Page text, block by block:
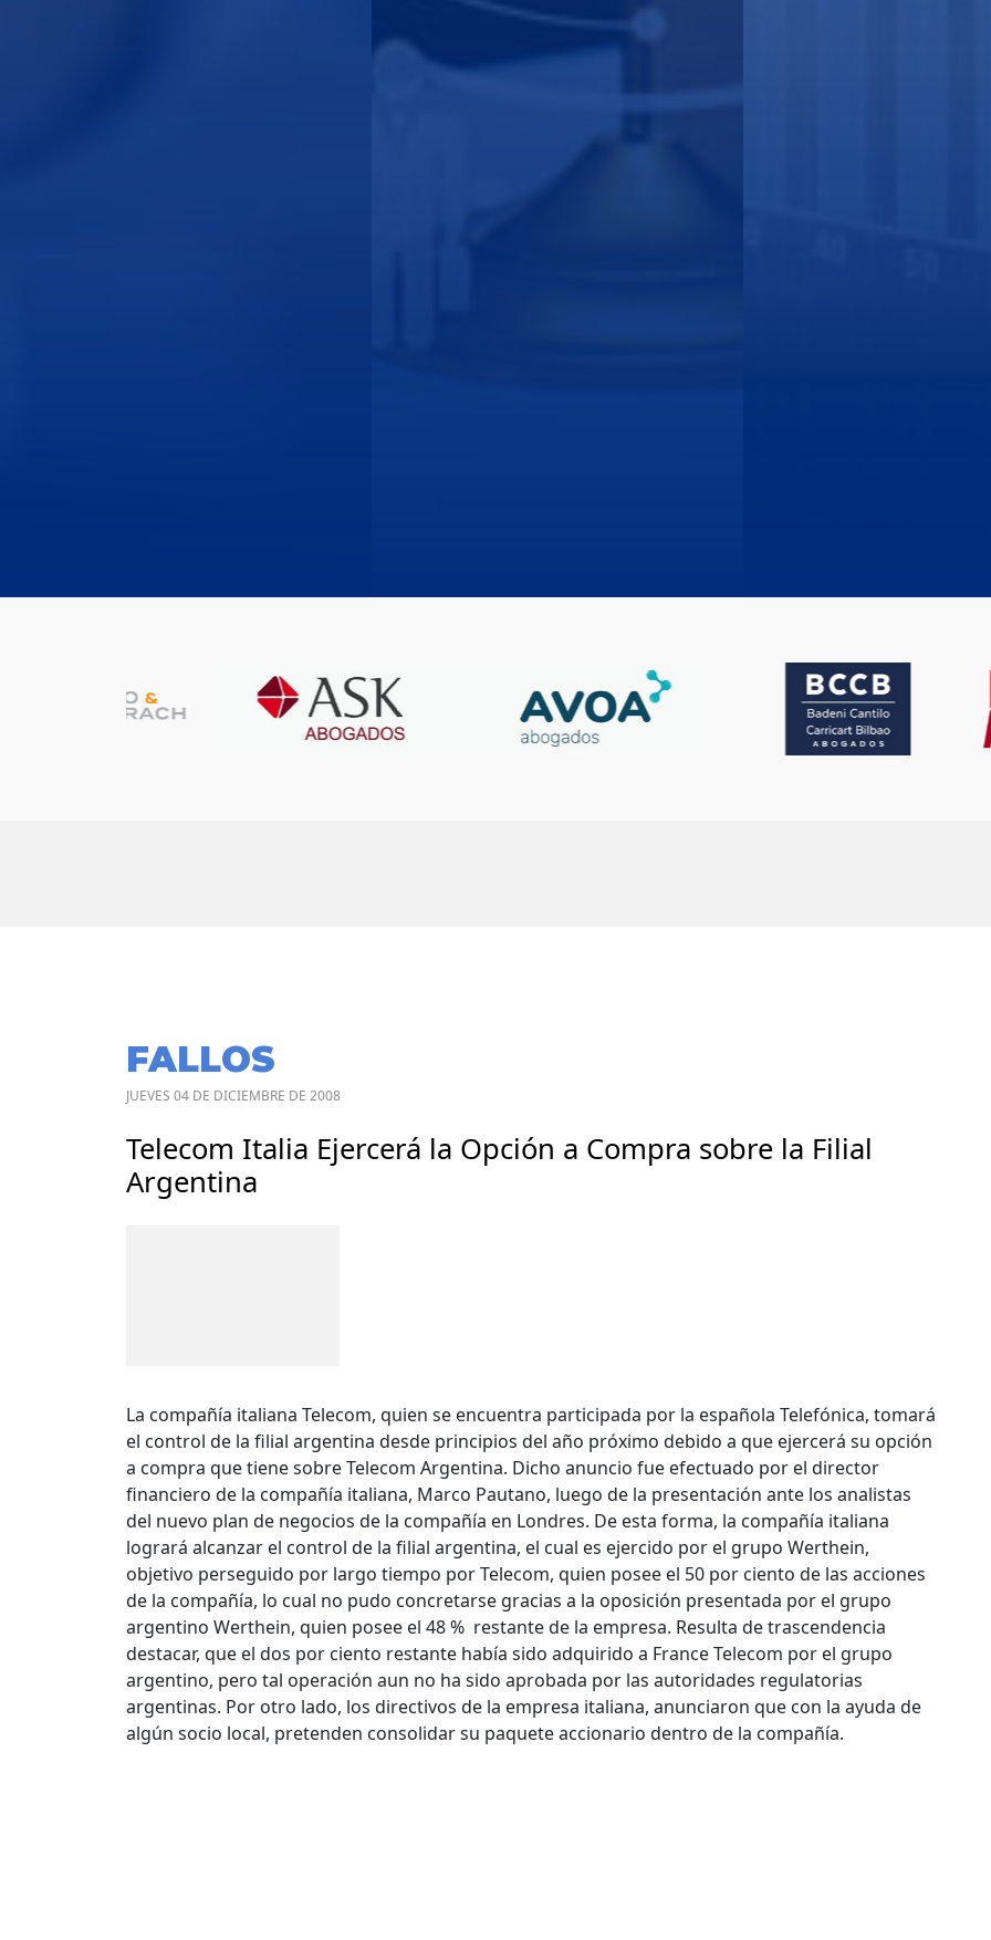
FALLOS
JUEVES 04 DE DICIEMBRE DE 2008
Telecom Italia Ejercerá la Opción a Compra sobre la Filial
Argentina
La compañía italiana Telecom, quien se encuentra participada por la española Telefónica, tomará
el control de la filial argentina desde principios del año próximo debido a que ejercerá su opción
a compra que tiene sobre Telecom Argentina. Dicho anuncio fue efectuado por el director
financiero de la compañía italiana, Marco Pautano, luego de la presentación ante los analistas
del nuevo plan de negocios de la compañía en Londres. De esta forma, la compañía italiana
logrará alcanzar el control de la filial argentina, el cual es ejercido por el grupo Werthein,
objetivo perseguido por largo tiempo por Telecom, quien posee el 50 por ciento de las acciones
de la compañía, lo cual no pudo concretarse gracias a la oposición presentada por el grupo
argentino Werthein, quien posee el 48 % restante de la empresa. Resulta de trascendencia
destacar, que el dos por ciento restante había sido adquirido a France Telecom por el grupo
argentino, pero tal operación aun no ha sido aprobada por las autoridades regulatorias
argentinas. Por otro lado, los directivos de la empresa italiana, anunciaron que con la ayuda de
algún socio local, pretenden consolidar su paquete accionario dentro de la compañía.